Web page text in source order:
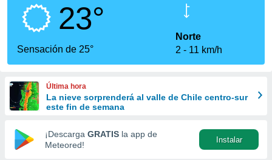
que se
calidad.
a este
las
y
forma
digital
basada
23°
Sensación de 25°
Norte
2
11 km/h
Última hora
La nieve sorprenderá al valle de Chile centro-sur
este fin de semana
¡Descarga GRATIS la app de
Meteored!
Instalar